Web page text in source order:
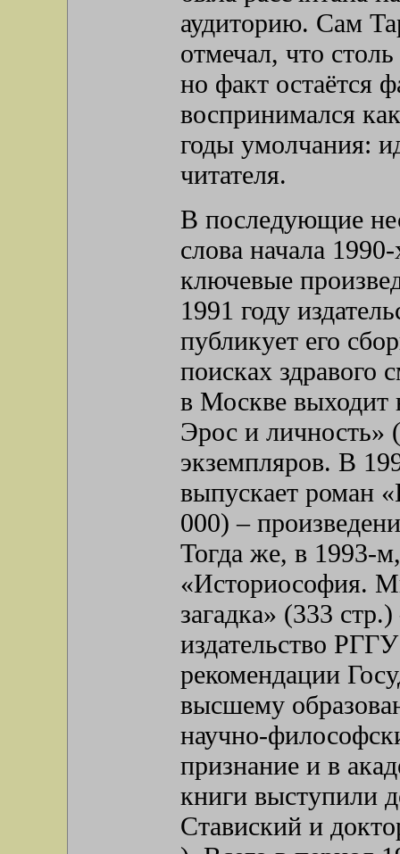
аудиторию. Сам
отмечал, что
но факт остаётся
воспринимался
годы умолчания:
читателя.
В последующие
слова начала
ключевые
1991 году
публикует его
поисках здравого
в Москве выходит
Эрос и личность»
экземпляров. В
выпускает роман
000) –
Тогда же, в 1993-
«Историософия.
загадка» (333
издательство
рекомендации
высшему
научно-
признание и в
книги выступили
Ставиский и